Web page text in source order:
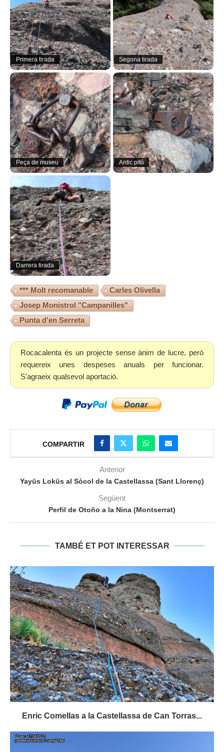
Primera tirada Segona tirada
Peça de museu Antic pitó
Darrera tirada
*** Molt recomanable
Carles Olivella
Josep Monistrol "Campanilles"
Punta d'en Serreta
Rocacalenta és un projecte sense ànim de lucre, però
requereix unes despeses anuals per funcionar.
S'agraeix qualsevol aportació.
COMPARTIR
Anterior
Yayüs Loküs al Sòcol de la Castellassa (Sant Llorenç)
Següent
Perfil de Otoño a la Nina (Montserrat)
TAMBÉ ET POT INTERESSAR
Enric Comellas a la Castellassa de Can Torras...